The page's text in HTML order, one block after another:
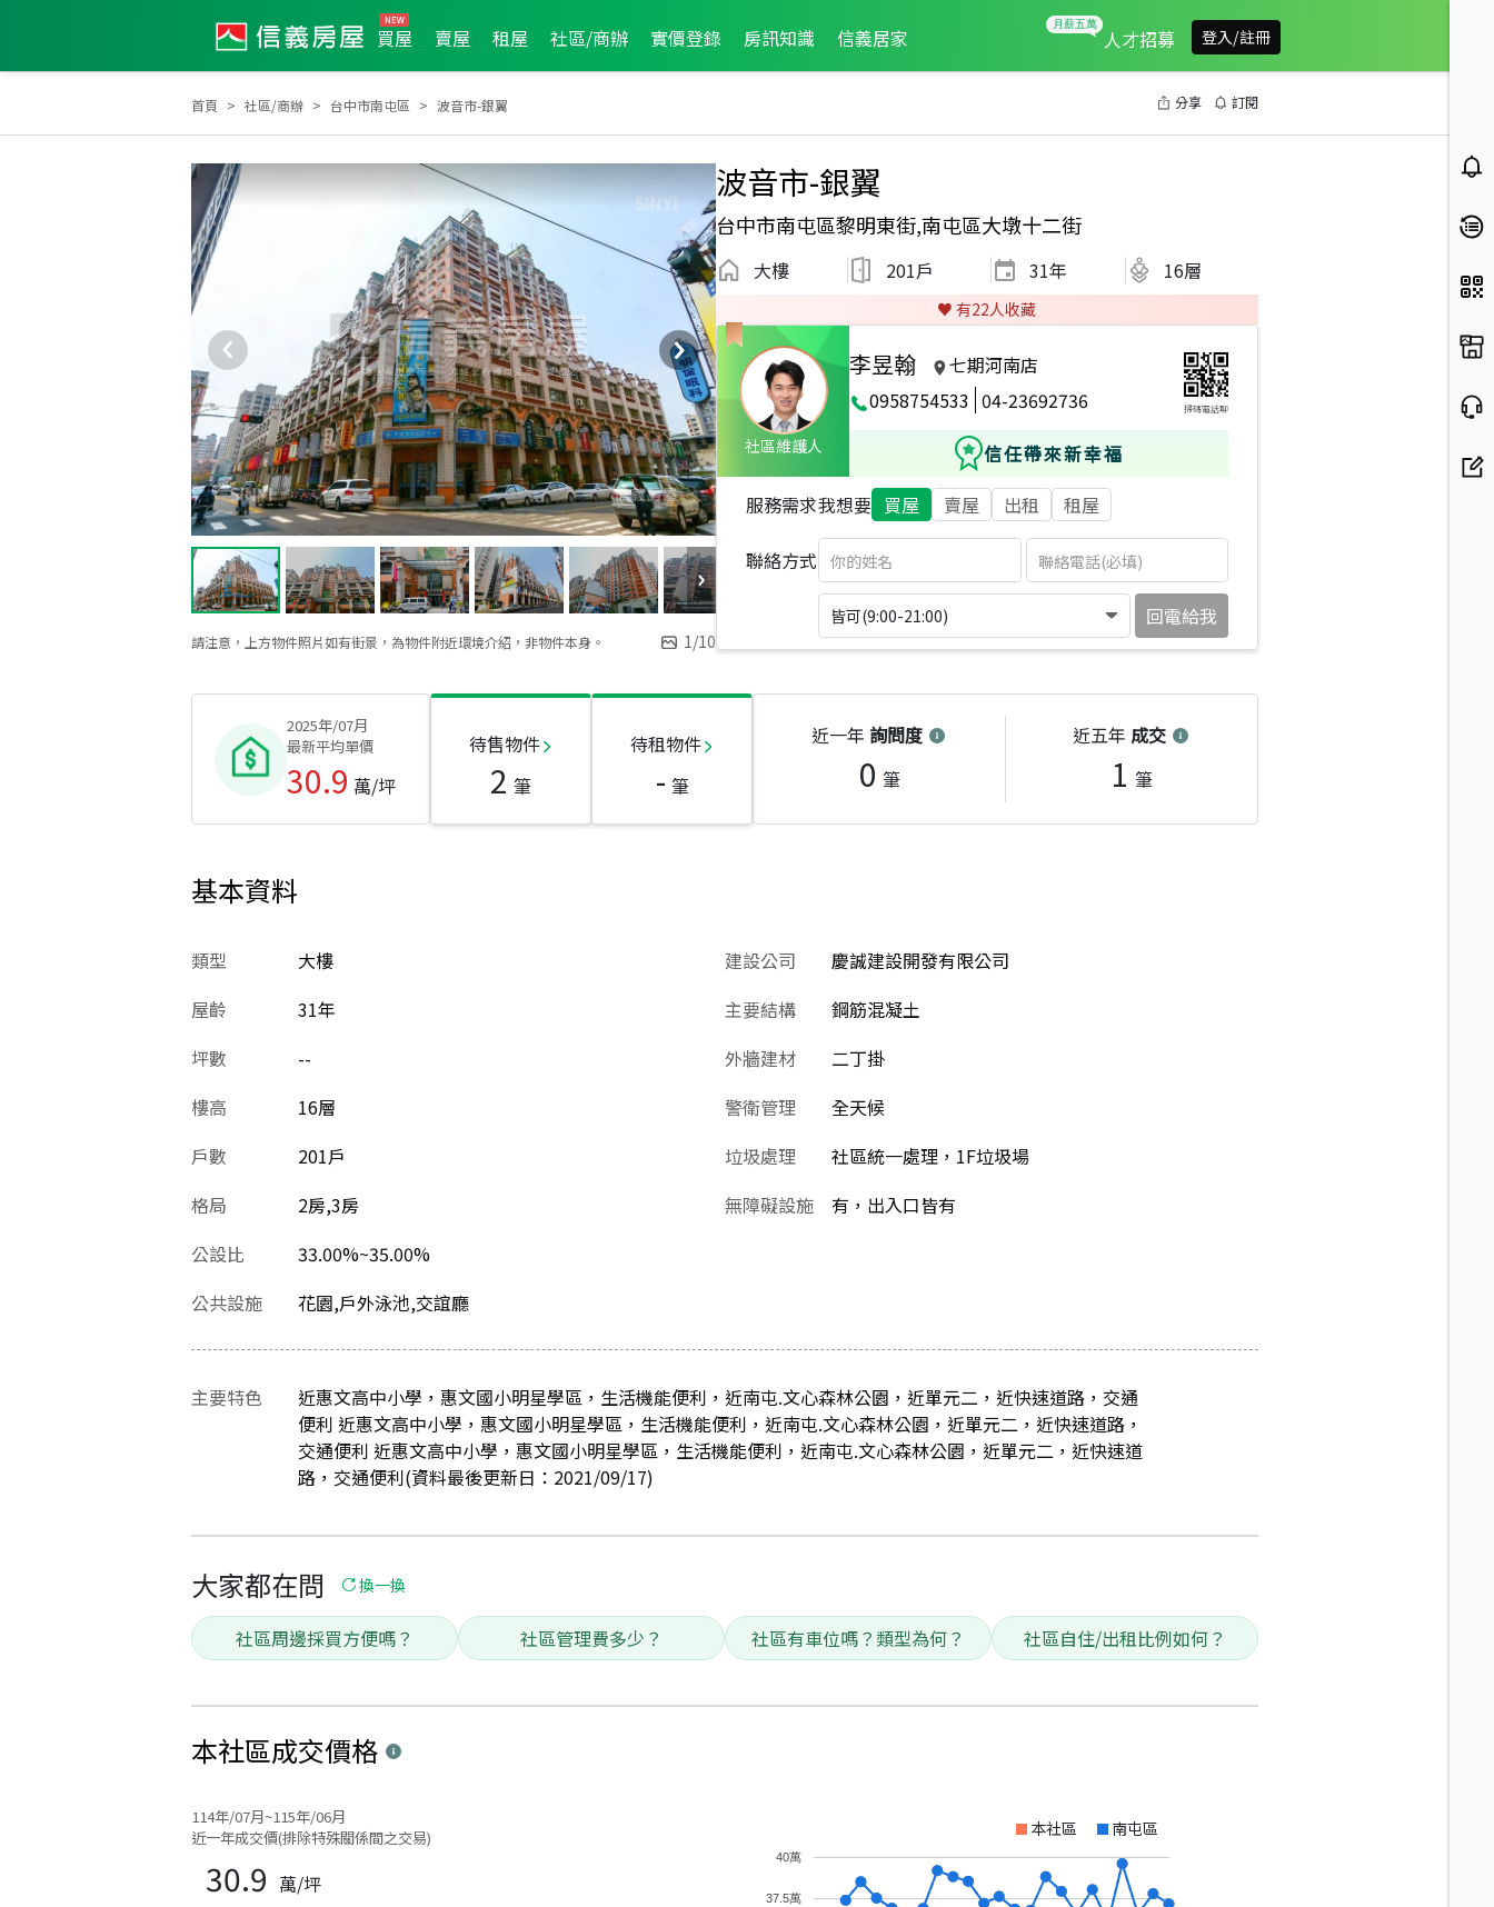
買屋 賣屋 租屋 社區/商辦 實價登錄 房訊知識 信義居家 人才招募 登入/註冊
首頁 社區/商辦 台中市南屯區 波音市-銀翼 分享 訂閱
請注意，上方物件照片如有街景，為物件附近環境介紹，非物件本身。 1/10
波音市-銀翼
台中市南屯區黎明東街,南屯區大墩十二街
大樓 201戶 31年 16層
♥️ 有22人收藏
社區維護人
李昱翰
七期河南店
0958754533 04-23692736 掃碼電話聊
信任帶來新幸福
服務需求我想要 買屋 賣屋 出租 租屋
聯絡方式
皆可(9:00-21:00) 回電給我
2025年/07月
最新平均單價
30.9 萬/坪
待售物件
2 筆
待租物件
- 筆
近一年 詢問度
0 筆
近五年 成交
1 筆
基本資料
類型
大樓
屋齡
31年
坪數
--
樓高
16層
戶數
201戶
格局
2房,3房
公設比
33.00%~35.00%
建設公司
慶誠建設開發有限公司
主要結構
鋼筋混凝土
外牆建材
二丁掛
警衛管理
全天候
垃圾處理
社區統一處理，1F垃圾場
無障礙設施
有，出入口皆有
公共設施 花園,戶外泳池,交誼廳
主要特色
近惠文高中小學，惠文國小明星學區，生活機能便利，近南屯.文心森林公園，近單元二，近快速道路，交通
便利 近惠文高中小學，惠文國小明星學區，生活機能便利，近南屯.文心森林公園，近單元二，近快速道路，
交通便利 近惠文高中小學，惠文國小明星學區，生活機能便利，近南屯.文心森林公園，近單元二，近快速道
路，交通便利(資料最後更新日：2021/09/17)
大家都在問 換一換
社區周邊採買方便嗎？ 社區管理費多少？ 社區有車位嗎？類型為何？ 社區自住/出租比例如何？
本社區成交價格
114年/07月~115年/06月
近一年成交價(排除特殊關係間之交易)
30.9 萬/坪
本社區 南屯區
37.5萬
40萬